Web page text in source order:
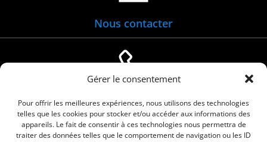
Gérer le consentement
Pour offrir les meilleures expériences, nous utilisons des technologies
telles que les cookies pour stocker et/ou accéder aux informations des
appareils. Le fait de consentir à ces technologies nous permettra de
traiter des données telles que le comportement de navigation ou les ID
Nous contacter
04 66 88 01 05